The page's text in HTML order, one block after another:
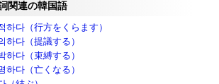
関連の韓国語
하다（行方をくらます）
하다（提議する）
하다（束縛する）
하다（亡くなる）